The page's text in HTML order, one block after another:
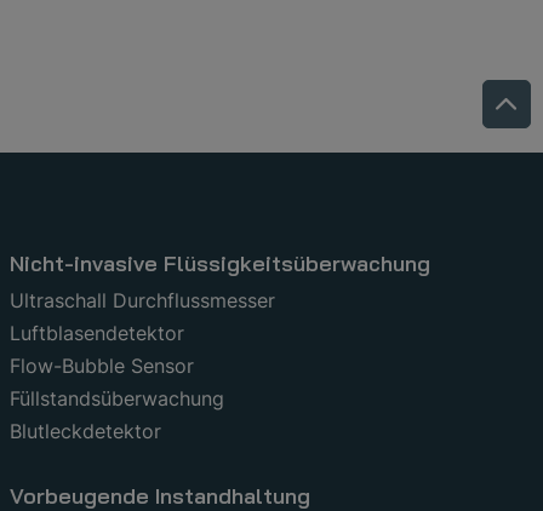
Nicht-invasive Flüssigkeitsüberwachung
Ultraschall Durchflussmesser
Luftblasendetektor
Flow-Bubble Sensor
Füllstandsüberwachung
Blutleckdetektor
Vorbeugende Instandhaltung